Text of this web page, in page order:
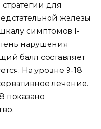
для
железы
симптомов I-
нарушения
балл составляет
На уровне 9-18
лечение.
показано